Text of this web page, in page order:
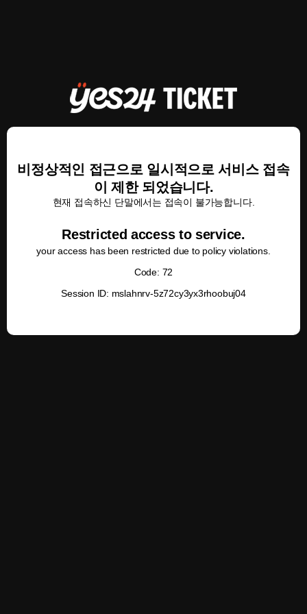
비정상적인 접근으로 일시적으로 서비스 접속
이 제한 되었습니다.
현재 접속하신 단말에서는 접속이 불가능합니다.
Restricted access to service.
your access has been restricted due to policy violations.
Code: 72
Session ID: mslahnrv-5z72cy3yx3rhoobuj04